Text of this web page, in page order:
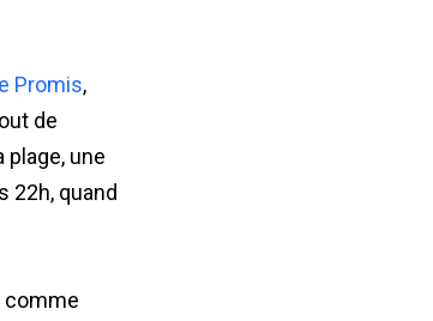
Promis,
de
plage, une
22h, quand
comme